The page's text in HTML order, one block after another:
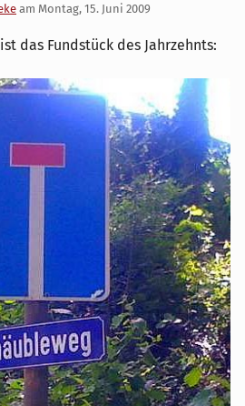
am Montag, 15. Juni 2009
das Fundstück des Jahrzehnts: